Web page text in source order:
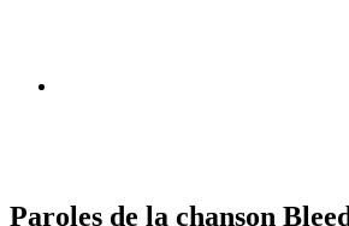
Paroles de la chanson